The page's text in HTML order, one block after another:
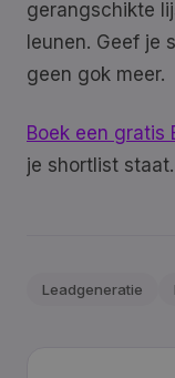
gerangschikte
leunen. Geef je
geen gok meer.
Boek een gratis
je shortlist staat.
Leadgeneratie